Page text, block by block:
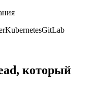
KubernetesGitLab
который